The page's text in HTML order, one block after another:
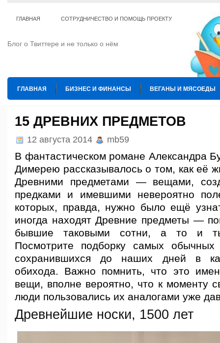
ГЛАВНАЯ СОТРУДНИЧЕСТВО И ПОМОЩЬ ПРОЕКТУ
Блог о Твиттере и не только о нём
ГЛАВНАЯ БИЗНЕС И ФИНАНСЫ ВЕГАНЫ И МЯСОЕДЫ
15 ДРЕВНИХ ПРЕДМЕТОВ
12 августа 2014 mb59
В фантастическом романе Александра
Димерею рассказывалось о том, как её
Древними предметами — вещами,
предками и имевшими невероятно
которых, правда, нужно было ещё
иногда находят Древние предметы —
бывшие таковыми сотни, а то и
Посмотрите подборку самых обычных
сохранившихся до наших дней в
обихода. Важно помнить, что это
вещи, вполне вероятно, что к моменту
люди пользовались их аналогами уже
Древнейшие носки, 1500 лет